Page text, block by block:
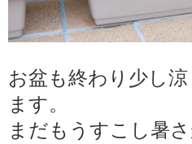
お盆も終わり少し
ます。
まだもうすこし暑さ